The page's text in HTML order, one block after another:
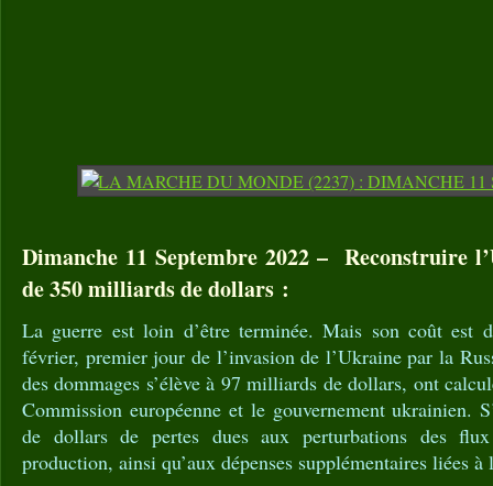
Dimanche 11 Septembre 2022 – Reconstruire
de 350 milliards de dollars :
La guerre est loin d’être terminée. Mais son coût est
février, premier jour de l’invasion de l’Ukraine par la
des dommages s’élève à 97 milliards de dollars, ont
Commission européenne et le gouvernement ukrainien.
de dollars de pertes dues aux perturbations des
production, ainsi qu’aux dépenses supplémentaires liées à